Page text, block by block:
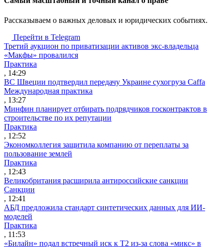
Рассказываем о важных деловых и юридических событиях.
Перейти в Telegram
Третий аукцион по приватизации активов экс-владельца
«Макфы» провалился
Практика
, 14:29
ВС Швеции подтвердил передачу Украине сухогруза Caffa
Международная практика
, 13:27
Минфин планирует отбирать подрядчиков госконтрактов в
строительстве по их репутации
Практика
, 12:52
Экономколлегия защитила компанию от переплаты за
пользование землей
Практика
, 12:43
Великобритания расширила антироссийские санкции
Санкции
, 12:41
АБД предложила стандарт синтетических данных для ИИ-
моделей
Практика
, 11:53
«Билайн» подал встречный иск к Т2 из-за слова «микс» в